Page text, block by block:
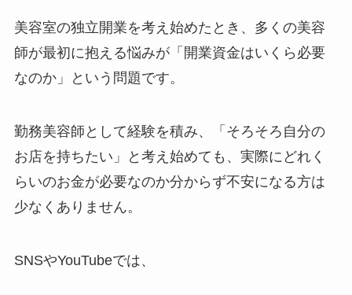
美容室の独立開業を考え始めたとき、多くの美容
師が最初に抱える悩みが「開業資金はいくら必要
なのか」という問題です。
勤務美容師として経験を積み、「そろそろ自分の
お店を持ちたい」と考え始めても、実際にどれく
らいのお金が必要なのか分からず不安になる方は
少なくありません。
SNSやYouTubeでは、